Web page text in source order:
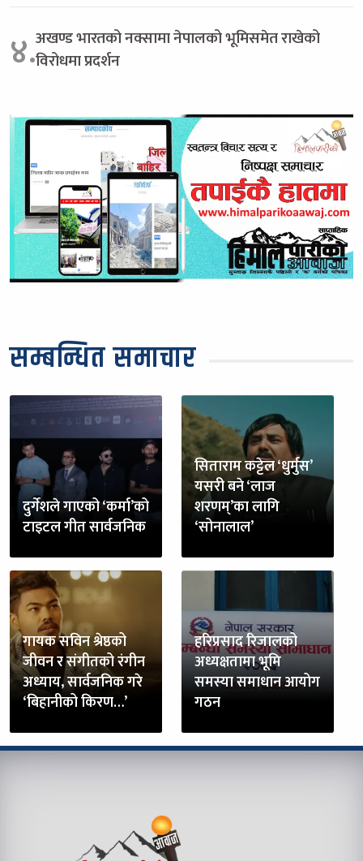
४.अखण्ड भारतको नक्सामा नेपालको भूमिसमेत राखेको
विरोधमा प्रदर्शन
सम्बन्धित समाचार
दुर्गेशले गाएको ‘कर्मा’को
टाइटल गीत सार्वजनिक
सिताराम कट्टेल ‘धुर्मुस’
यसरी बने ‘लाज
शरणम्’का लागि
‘सोनालाल’
गायक सविन श्रेष्ठको
जीवन र संगीतको रंगीन
अध्याय, सार्वजनिक गरे
‘बिहानीको किरण…’
हरिप्रसाद रिजालको
अध्यक्षतामा भूमि
समस्या समाधान आयोग
गठन